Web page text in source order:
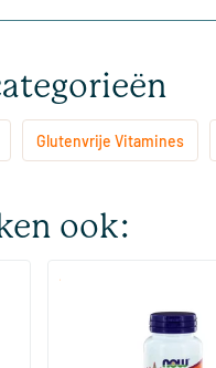
Glutenvrije Vitamines
ook:
Beta caroteen natuurlijk